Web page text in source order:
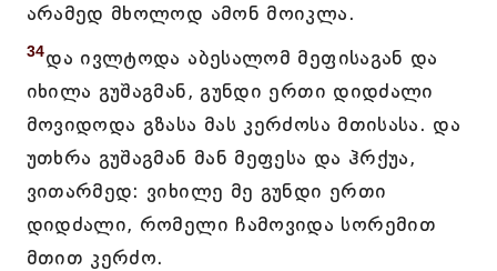
არამედ მხოლოდ ამონ მოიკლა.
34და ივლტოდა აბესალომ მეფისაგან და
იხილა გუშაგმან, გუნდი ერთი დიდძალი
მოვიდოდა გზასა მას კერძოსა მთისასა. და
უთხრა გუშაგმან მან მეფესა და ჰრქუა,
ვითარმედ: ვიხილე მე გუნდი ერთი
დიდძალი, რომელი ჩამოვიდა სორემით
მთით კერძო.